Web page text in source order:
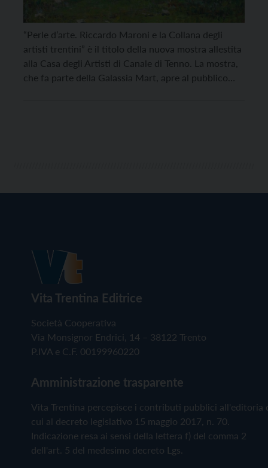
“Perle d’arte. Riccardo Maroni e la Collana degli
artisti trentini” è il titolo della nuova mostra allestita
alla Casa degli Artisti di Canale di Tenno. La mostra,
che fa parte della Galassia Mart, apre al pubblico
Vita Trentina Editrice
Società Cooperativa
Via Monsignor Endrici, 14 – 38122 Trento
P.IVA e C.F. 00199960220
Amministrazione trasparente
Vita Trentina percepisce i contributi pubblici all'editoria
cui al decreto legislativo 15 maggio 2017, n. 70.
Indicazione resa ai sensi della lettera f) del comma 2
dell'art. 5 del medesimo decreto Lgs.